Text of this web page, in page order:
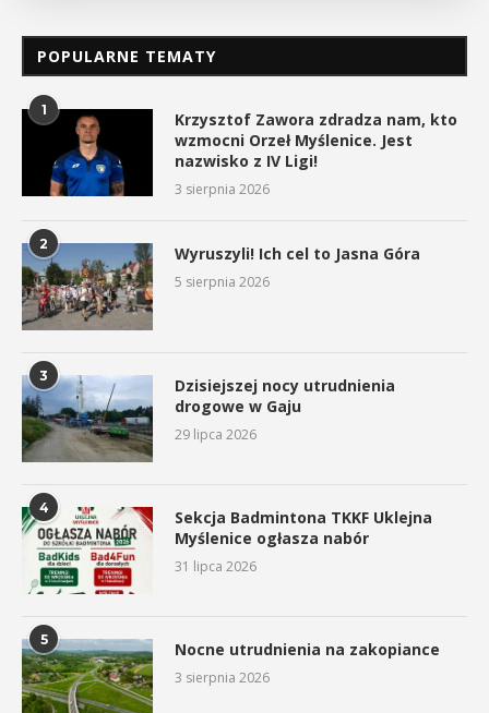
POPULARNE TEMATY
1
Krzysztof Zawora zdradza nam, kto
wzmocni Orzeł Myślenice. Jest
nazwisko z IV Ligi!
3 sierpnia 2026
2 Wyruszyli! Ich cel to Jasna Góra
5 sierpnia 2026
3
Dzisiejszej nocy utrudnienia
drogowe w Gaju
29 lipca 2026
4
Sekcja Badmintona TKKF Uklejna
Myślenice ogłasza nabór
31 lipca 2026
5 Nocne utrudnienia na zakopiance
3 sierpnia 2026